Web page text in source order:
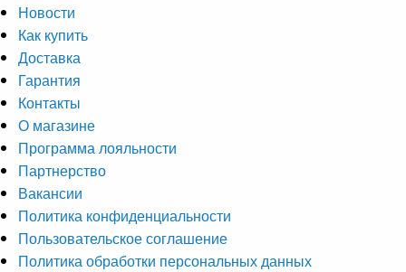
Новости
Как купить
Доставка
Гарантия
Контакты
О магазине
Программа лояльности
Партнерство
Вакансии
Политика конфиденциальности
Пользовательское соглашение
Политика обработки персональных данных